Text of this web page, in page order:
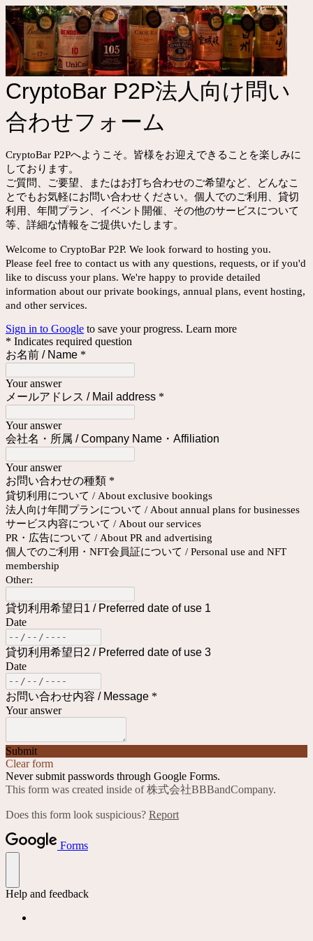
CryptoBar P2P法人向け問い
合わせフォーム
CryptoBar P2Pへようこそ。皆様をお迎えできることを楽しみに
しております。
ご質問、ご要望、またはお打ち合わせのご希望など、どんなこ
とでもお気軽にお問い合わせください。個人でのご利用、貸切
利用、年間プラン、イベント開催、その他のサービスについて
等、詳細な情報をご提供いたします。
Welcome to CryptoBar P2P. We look forward to hosting you.
Please feel free to contact us with any questions, requests, or if you'd
like to discuss your plans. We're happy to provide detailed
information about our private bookings, annual plans, event hosting,
and other services.
Sign in to Google to save your progress. Learn more
* Indicates required question
お名前 / Name *
Your answer
メールアドレス / Mail address *
Your answer
会社名・所属 /Company Name・Affiliation
Your answer
お問い合わせの種類 *
貸切利用について / About exclusive bookings
法人向け年間プランについて / About annual plans for businesses
サービス内容について / About our services
PR・広告について / About PR and advertising
個人でのご利用・NFT会員証について / Personal use and NFT
membership
Other:
貸切利用希望日1 / Preferred date of use 1
Date
貸切利用希望日2 / Preferred date of use 3
Date
お問い合わせ内容 / Message *
Your answer
Submit
Clear form
Never submit passwords through Google Forms.
This form was created inside of 株式会社BBBandCompany.
Does this form look suspicious? Report
Forms
Help and feedback